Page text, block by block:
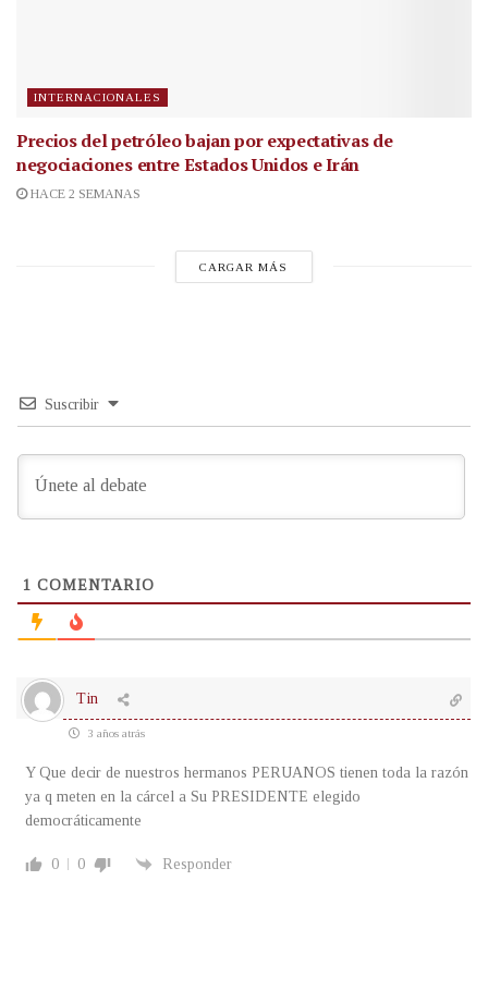
INTERNACIONALES
Precios del petróleo bajan por expectativas de
negociaciones entre Estados Unidos e Irán
HACE 2 SEMANAS
CARGAR MÁS
Suscribir
1 COMENTARIO
Tin
3 años atrás
Y Que decir de nuestros hermanos PERUANOS tienen toda la razón
ya q meten en la cárcel a Su PRESIDENTE elegido
democráticamente
0 0 Responder